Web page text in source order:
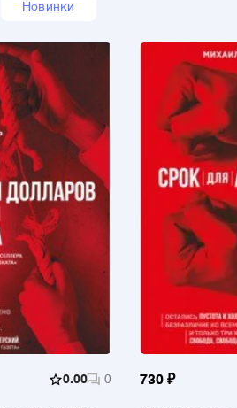
Новинки
0.00 0 730 ₽